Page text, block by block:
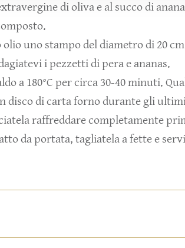
di oliva e al succo di
olio uno stampo del diametro di 20
i pezzetti di pera e ananas.
a 180°C per circa 30-40 minuti.
disco di carta forno durante gli
raffreddare completamente
da portata, tagliatela a fette e